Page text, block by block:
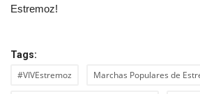
Estremoz!
Tags:
#VIVEstremoz Marchas Populares de